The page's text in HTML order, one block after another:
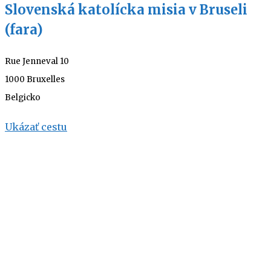
Slovenská katolícka misia v Bruseli
(fara)
Rue Jenneval 10
1000 Bruxelles
Belgicko
Ukázať cestu